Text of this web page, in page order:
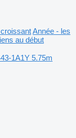
Année - les
au début